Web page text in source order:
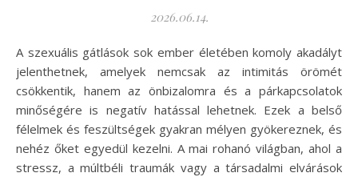
2026.06.14.
A szexuális gátlások sok ember életében komoly akadályt
jelenthetnek, amelyek nemcsak az intimitás örömét
csökkentik, hanem az önbizalomra és a párkapcsolatok
minőségére is negatív hatással lehetnek. Ezek a belső
félelmek és feszültségek gyakran mélyen gyökereznek, és
nehéz őket egyedül kezelni. A mai rohanó világban, ahol a
stressz, a múltbéli traumák vagy a társadalmi elvárások